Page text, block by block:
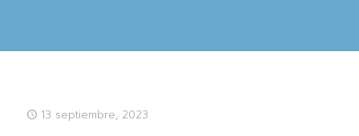
13 septiembre, 2023